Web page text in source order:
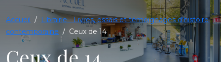
Accueil / Librairie - Livres, essais et témoignages d'histoire
contemporaine / Ceux de 14